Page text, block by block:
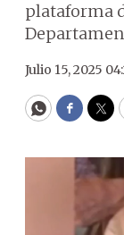
plataforma
Julio 15, 2025
WhatsApp